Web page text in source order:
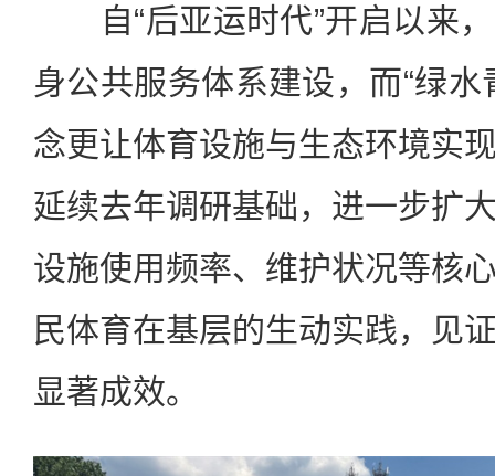
自“后亚运时代”开启以来，
身公共服务体系建设，而“绿
念更让体育设施与生态环境实
延续去年调研基础，进一步扩
设施使用频率、维护状况等核
民体育在基层的生动实践，见
显著成效。